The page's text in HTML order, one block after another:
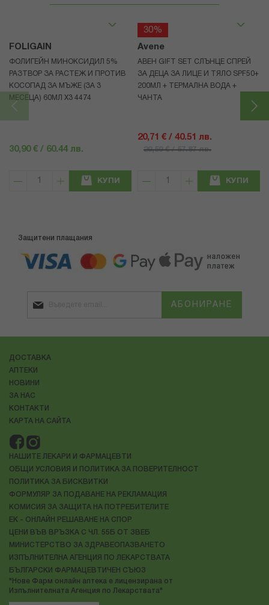
FOLIGAIN
ФОЛИГЕЙН МИНОКСИДИЛ 5%
РАЗТВОР ЗА РАСТЕЖ И ПРОТИВ
КОСОПАД ЗА МЪЖЕ (ЗА 3
МЕСЕЦА) 60МЛ X3 4474
30,90 € / 60.44 лв.
КУПИ
30%
Avene
АВЕН GIFT SET СЛЪНЦЕ СПРЕЙ
ЗА ДЕЦА ЗА ЛИЦЕ И ТЯЛО SPF50+
200МЛ + ТЕРМАЛНА ВОДА +
ЧАНТА
20,71 € / 40.51 лв.
29,59 € / 57.87 лв.
КУПИ
Защитени плащания
АБОНИРАНЕ
ДОСТАВКА
АПТЕКИ
НОВИНИ
ЗА НАС
КОНТАКТИ
КАРТА НА САЙТА
НАШИТЕ ЛЕКАРИ И ФАРМАЦЕВТИ
ОБЩИ УСЛОВИЯ И ПОЛИТИКА ЗА ПОВЕРИТЕЛНОСТ
ПОЛИТИКА ЗА БИСКВИТКИ
ФОРМУЛЯР ЗА ПОДАВАНЕ НА РЕКЛАМАЦИЯ
КОМИСИЯ ЗА ЗАЩИТА НА ПОТРЕБИТЕЛИТЕ
ЕК - ОНЛАЙН РЕШАВАНЕ НА СПОР
ЦЕНИ ВЪВ ВРЪЗКА С ЧЛ. 55Б ОТ ЗВЕБ
МИНИСТЕРСТВО ЗА ЗДРАВЕОПАЗВАНЕТО
ИЗПЪЛНИТЕЛНА АГЕНЦИЯ ПО ЛЕКАРСТВАТА
БЪЛГАРСКИ ФАРМАЦЕВТИЧЕН СЪЮЗ
"Нове Фарм онлайн аптека е лицензирана от
Изпълнителната Агенция по Лекарствата"